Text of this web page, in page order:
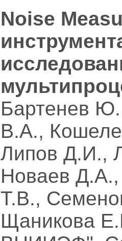
Noise
Бартенев
В.А.,
Липов Д.И.,
Новаев
Т.В.,
Щаникова